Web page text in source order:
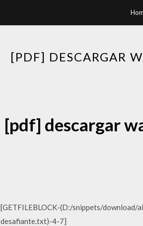
[PDF] DESCARGAR
[pdf] descargar
[GETFILEBLOCK-(D:/snippets/download/
desafiante.txt)-4-7]